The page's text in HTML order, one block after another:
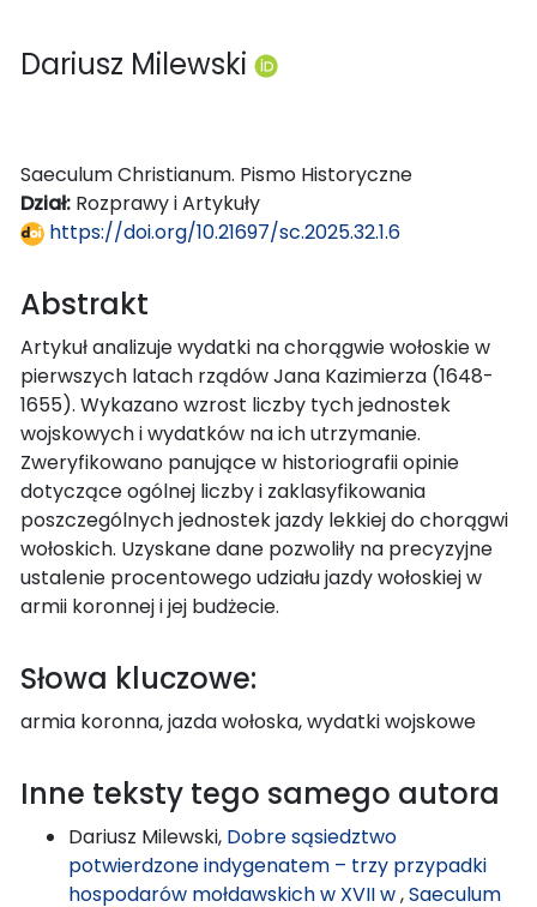
Dariusz Milewski
Saeculum Christianum. Pismo Historyczne
Dział: Rozprawy i Artykuły
https://doi.org/10.21697/sc.2025.32.1.6
Abstrakt
Artykuł analizuje wydatki na chorągwie wołoskie w
pierwszych latach rządów Jana Kazimierza (1648-
1655). Wykazano wzrost liczby tych jednostek
wojskowych i wydatków na ich utrzymanie.
Zweryfikowano panujące w historiografii opinie
dotyczące ogólnej liczby i zaklasyfikowania
poszczególnych jednostek jazdy lekkiej do chorągwi
wołoskich. Uzyskane dane pozwoliły na precyzyjne
ustalenie procentowego udziału jazdy wołoskiej w
armii koronnej i jej budżecie.
Słowa kluczowe:
armia koronna, jazda wołoska, wydatki wojskowe
Inne teksty tego samego autora
Dariusz Milewski, Dobre sąsiedztwo
potwierdzone indygenatem – trzy przypadki
hospodarów mołdawskich w XVII w,Saeculum